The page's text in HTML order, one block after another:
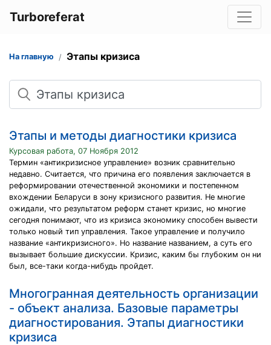
Turboreferat
На главную Этапы кризиса
Поиск
Этапы и методы диагностики кризиса
Курсовая работа, 07 Ноября 2012
Термин «антикризисное управление» возник сравнительно
недавно. Считается, что причина его появления заключается в
реформировании отечественной экономики и постепенном
вхождении Беларуси в зону кризисного развития. Не многие
ожидали, что результатом реформ станет кризис, но многие
сегодня понимают, что из кризиса экономику способен вывести
только новый тип управления. Такое управление и получило
название «антикризисного». Но название названием, а суть его
вызывает большие дискуссии. Кризис, каким бы глубоким он ни
был, все-таки когда-нибудь пройдет.
Многогранная деятельность организации
- объект анализа. Базовые параметры
диагностирования. Этапы диагностики
кризиса